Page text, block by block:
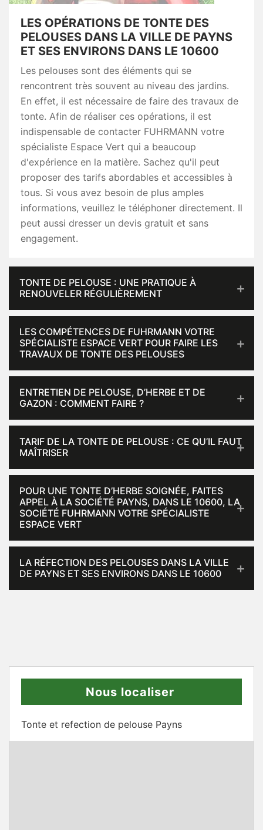
LES OPÉRATIONS DE TONTE DES
PELOUSES DANS LA VILLE DE PAYNS
ET SES ENVIRONS DANS LE 10600
Les pelouses sont des éléments qui se
rencontrent très souvent au niveau des jardins.
En effet, il est nécessaire de faire des travaux de
tonte. Afin de réaliser ces opérations, il est
indispensable de contacter FUHRMANN votre
spécialiste Espace Vert qui a beaucoup
d'expérience en la matière. Sachez qu'il peut
proposer des tarifs abordables et accessibles à
tous. Si vous avez besoin de plus amples
informations, veuillez le téléphoner directement. Il
peut aussi dresser un devis gratuit et sans
engagement.
TONTE DE PELOUSE : UNE PRATIQUE À
RENOUVELER RÉGULIÈREMENT
LES COMPÉTENCES DE FUHRMANN VOTRE
SPÉCIALISTE ESPACE VERT POUR FAIRE LES
TRAVAUX DE TONTE DES PELOUSES
ENTRETIEN DE PELOUSE, D’HERBE ET DE
GAZON : COMMENT FAIRE ?
TARIF DE LA TONTE DE PELOUSE : CE QU’IL FAUT
MAÎTRISER
POUR UNE TONTE D’HERBE SOIGNÉE, FAITES
APPEL À LA SOCIÉTÉ PAYNS, DANS LE 10600, LA
SOCIÉTÉ FUHRMANN VOTRE SPÉCIALISTE
ESPACE VERT
LA RÉFECTION DES PELOUSES DANS LA VILLE
DE PAYNS ET SES ENVIRONS DANS LE 10600
Nous localiser
Tonte et refection de pelouse Payns